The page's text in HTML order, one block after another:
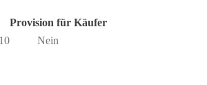
Provision für Käufer
Nein